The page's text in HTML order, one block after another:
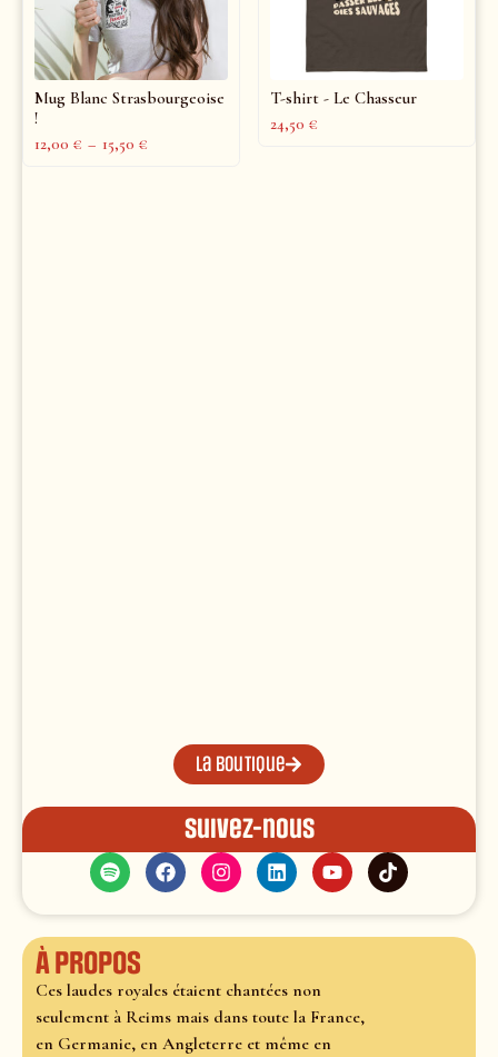
Mug Blanc Strasbourgeoise
!
12,00 € – 15,50 €
T-shirt - Le Chasseur
24,50 €
La boutique
Suivez-nous
À propos
Ces laudes royales étaient chantées non
seulement à Reims mais dans toute la France,
en Germanie, en Angleterre et même en